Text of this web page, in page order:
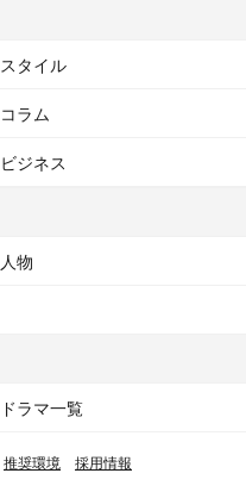
スタイル
コラム
ビジネス
人物
ドラマ一覧
推奨環境 採用情報